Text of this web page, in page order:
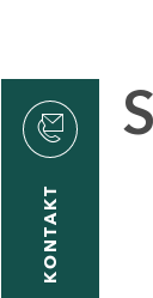
KONTAKT